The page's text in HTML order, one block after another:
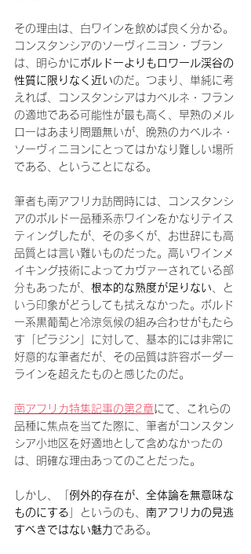
その理由は、白ワインを飲めば良く分かる。
コンスタンシアのソーヴィニヨン・ブラン
は、明らかにボルドーよりもロワール渓谷の
性質に限りなく近いのだ。つまり、単純に考
えれば、コンスタンシアはカベルネ・フラン
の適地である可能性が最も高く、早熟のメル
ローはあまり問題無いが、晩熟のカベルネ・
ソーヴィニヨンにとってはかなり難しい場所
である、ということになる。
筆者も南アフリカ訪問時には、コンスタンシ
アのボルドー品種系赤ワインをかなりテイス
ティングしたが、その多くが、お世辞にも高
品質とは言い難いものだった。高いワインメ
イキング技術によってカヴァーされている部
分もあったが、 根本的な熟度が足りない 、と
いう印象がどうしても拭えなかった。ボルド
ー系黒葡萄と冷涼気候の組み合わせがもたら
す「ピラジン」に対して、基本的には非常に
好意的な筆者だが、その品質は許容ボーダー
ラインを超えたものと感じたのだ。
南アフリカ特集記事の第2章にて、これらの
品種に焦点を当てた際に、筆者がコンスタン
シア小地区を好適地として含めなかったの
は、明確な理由あってのことだった。
しかし、「 例外的存在が、全体論を無意味な
ものにする 」というのも、 南アフリカの見逃
すべきではない魅力である。